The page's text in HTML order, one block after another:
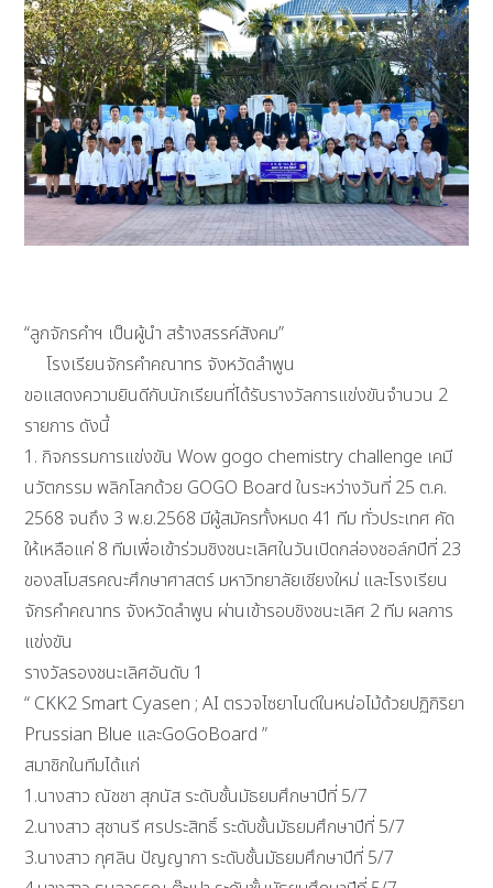
“ลูกจักรคำฯ เป็นผู้นำ สร้างสรรค์สังคม”
โรงเรียนจักรคำคณาทร จังหวัดลำพูน
ขอแสดงความยินดีกับนักเรียนที่ได้รับรางวัลการแข่งขันจำนวน 2
รายการ ดังนี้
1. กิจกรรมการแข่งขัน Wow gogo chemistry challenge เคมี
นวัตกรรม พลิกโลกด้วย GOGO Board ในระหว่างวันที่ 25 ต.ค.
2568 จนถึง 3 พ.ย.2568 มีผู้สมัครทั้งหมด 41 ทีม ทั่วประเทศ คัด
ให้เหลือแค่ 8 ทีมเพื่อเข้าร่วมชิงชนะเลิศในวันเปิดกล่องชอล์กปีที่ 23
ของสโมสรคณะศึกษาศาสตร์ มหาวิทยาลัยเชียงใหม่ และโรงเรียน
จักรคำคณาทร จังหวัดลำพูน ผ่านเข้ารอบชิงชนะเลิศ 2 ทีม ผลการ
แข่งขัน
รางวัลรองชนะเลิศอันดับ 1
“ CKK2 Smart Cyasen ; AI ตรวจไซยาไนด์ในหน่อไม้ด้วยปฏิกิริยา
Prussian Blue และGoGoBoard ”
สมาชิกในทีมได้แก่
1.นางสาว ณัชชา สุภนัส ระดับชั้นมัธยมศึกษาปีที่ 5/7
2.นางสาว สุชานรี ศรประสิทธิ์ ระดับชั้นมัธยมศึกษาปีที่ 5/7
3.นางสาว กุศลิน ปัญญากา ระดับชั้นมัธยมศึกษาปีที่ 5/7